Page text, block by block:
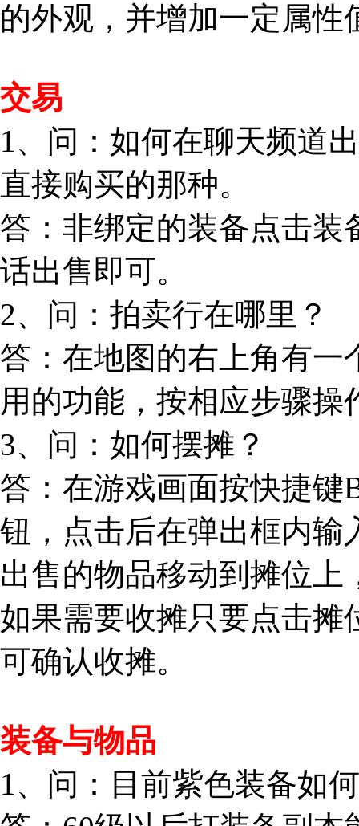
的外观，并增加一定属性
交易
1、问：如何在聊天频道
直接购买的那种。
答：非绑定的装备点击装
话出售即可。
2、问：拍卖行在哪里？
答：在地图的右上角有一
用的功能，按相应步骤操
3、问：如何摆摊？
答：在游戏画面按快捷键
钮，点击后在弹出框内输
出售的物品移动到摊位
如果需要收摊只要点击摊
可确认收摊。
装备与物品
1、问：目前紫色装备如